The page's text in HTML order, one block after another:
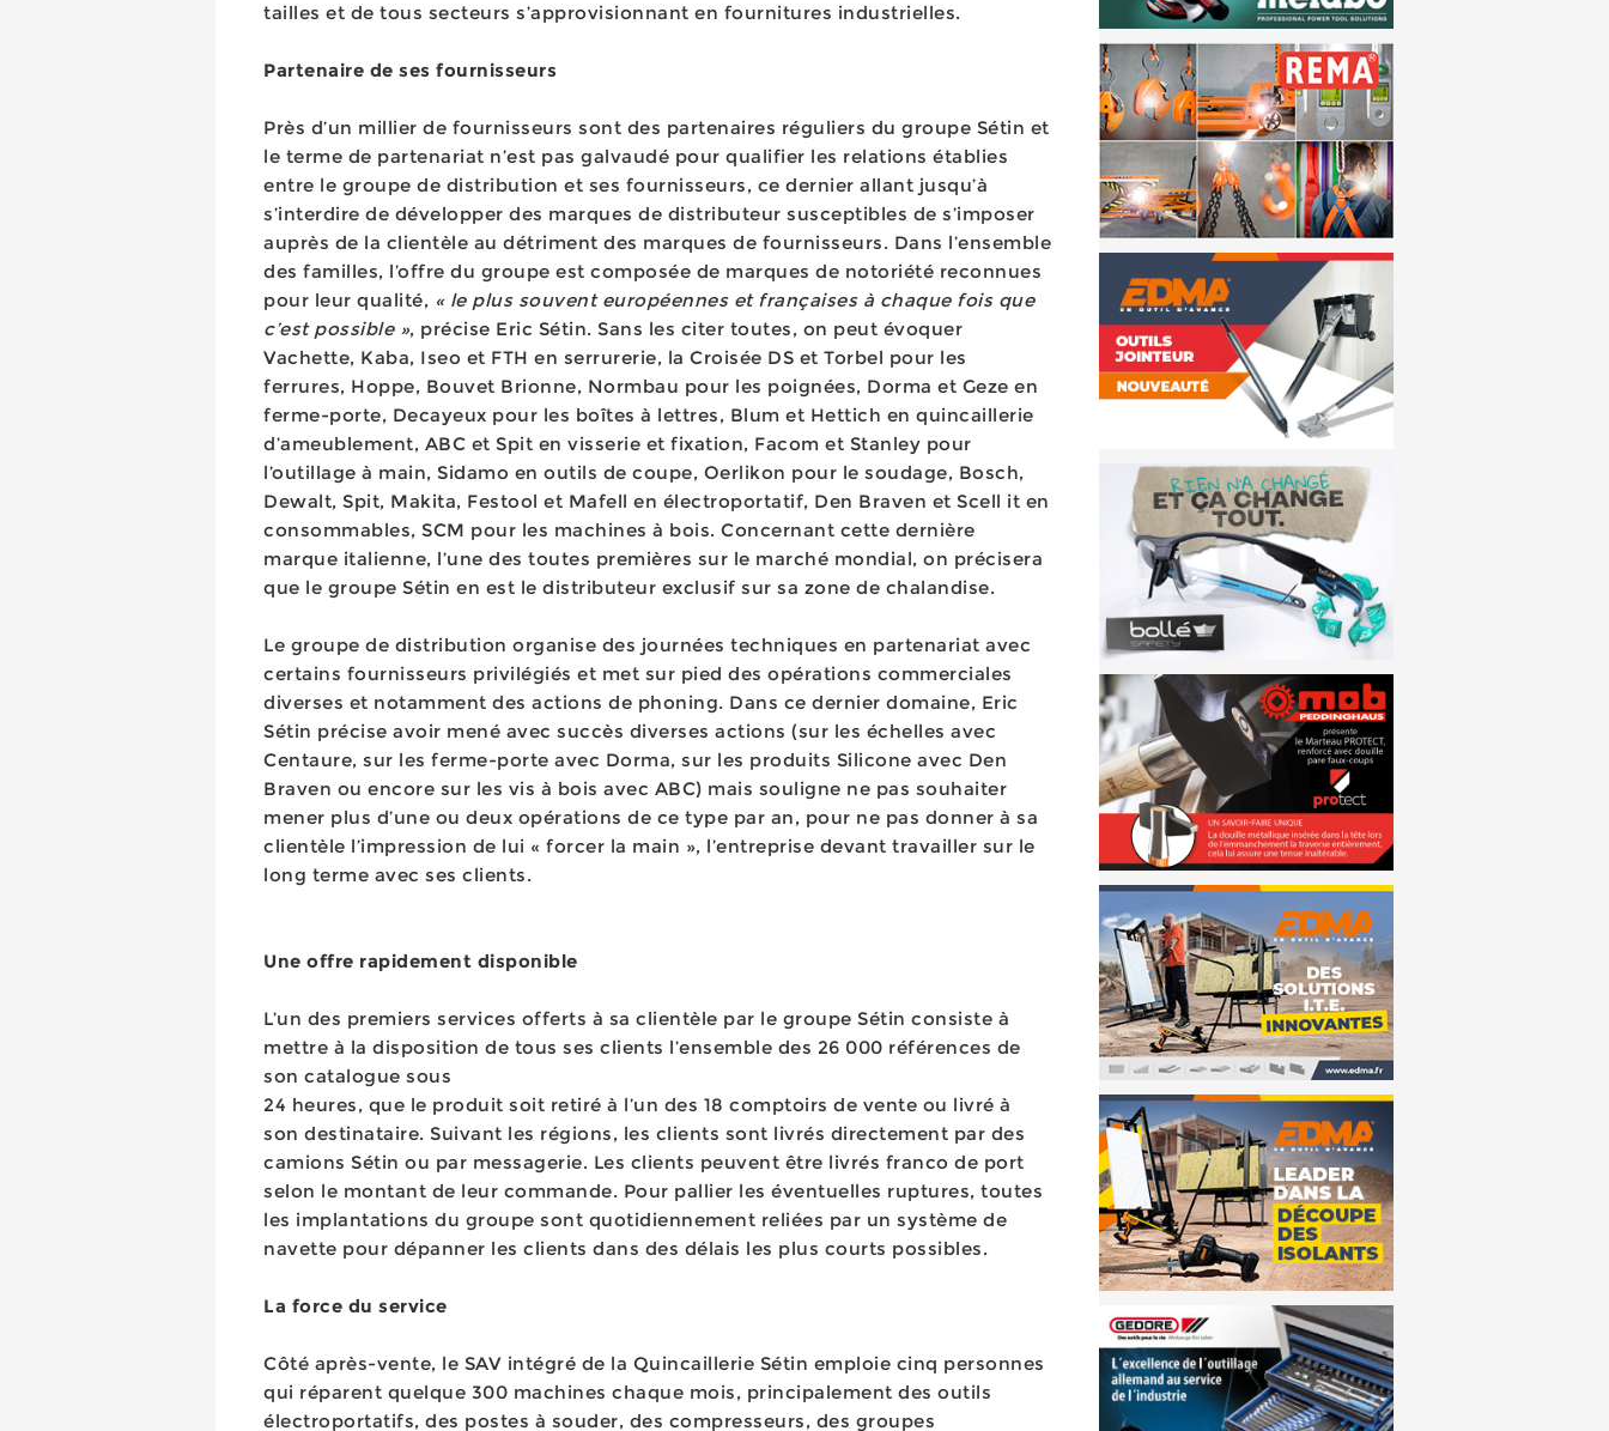
tailles et de tous secteurs s’approvisionnant en fournitures industrielles.
Partenaire de ses fournisseurs
Près d’un millier de fournisseurs sont des partenaires réguliers du groupe Sétin et
le terme de partenariat n’est pas galvaudé pour qualifier les relations établies
entre le groupe de distribution et ses fournisseurs, ce dernier allant jusqu’à
s’interdire de développer des marques de distributeur susceptibles de s’imposer
auprès de la clientèle au détriment des marques de fournisseurs. Dans l’ensemble
des familles, l’offre du groupe est composée de marques de notoriété reconnues
pour leur qualité, « le plus souvent européennes et françaises à chaque fois que
c’est possible », précise Eric Sétin. Sans les citer toutes, on peut évoquer
Vachette, Kaba, Iseo et FTH en serrurerie, la Croisée DS et Torbel pour les
ferrures, Hoppe, Bouvet Brionne, Normbau pour les poignées, Dorma et Geze en
ferme-porte, Decayeux pour les boîtes à lettres, Blum et Hettich en quincaillerie
d’ameublement, ABC et Spit en visserie et fixation, Facom et Stanley pour
l’outillage à main, Sidamo en outils de coupe, Oerlikon pour le soudage, Bosch,
Dewalt, Spit, Makita, Festool et Mafell en électroportatif, Den Braven et Scell it en
consommables, SCM pour les machines à bois. Concernant cette dernière
marque italienne, l’une des toutes premières sur le marché mondial, on précisera
que le groupe Sétin en est le distributeur exclusif sur sa zone de chalandise.
Le groupe de distribution organise des journées techniques en partenariat avec
certains fournisseurs privilégiés et met sur pied des opérations commerciales
diverses et notamment des actions de phoning. Dans ce dernier domaine, Eric
Sétin précise avoir mené avec succès diverses actions (sur les échelles avec
Centaure, sur les ferme-porte avec Dorma, sur les produits Silicone avec Den
Braven ou encore sur les vis à bois avec ABC) mais souligne ne pas souhaiter
mener plus d’une ou deux opérations de ce type par an, pour ne pas donner à sa
clientèle l’impression de lui « forcer la main », l’entreprise devant travailler sur le
long terme avec ses clients.
Une offre rapidement disponible
L’un des premiers services offerts à sa clientèle par le groupe Sétin consiste à
mettre à la disposition de tous ses clients l’ensemble des 26 000 références de
son catalogue sous
24 heures, que le produit soit retiré à l’un des 18 comptoirs de vente ou livré à
son destinataire. Suivant les régions, les clients sont livrés directement par des
camions Sétin ou par messagerie. Les clients peuvent être livrés franco de port
selon le montant de leur commande. Pour pallier les éventuelles ruptures, toutes
les implantations du groupe sont quotidiennement reliées par un système de
navette pour dépanner les clients dans des délais les plus courts possibles.
La force du service
Côté après-vente, le SAV intégré de la Quincaillerie Sétin emploie cinq personnes
qui réparent quelque 300 machines chaque mois, principalement des outils
électroportatifs, des postes à souder, des compresseurs, des groupes